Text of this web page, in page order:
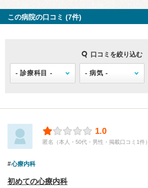
この病院の口コミ (7件)
口コミを絞り込む
1.0
匿名（本人・50代・男性・掲載口コミ1件）
心療内科
初めての心療内科